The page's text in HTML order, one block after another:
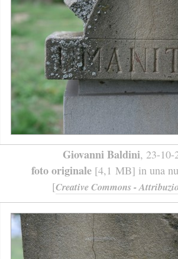
Giovanni Baldini, 23-10-
foto originale[4,1 MB] in una
[Creative Commons -